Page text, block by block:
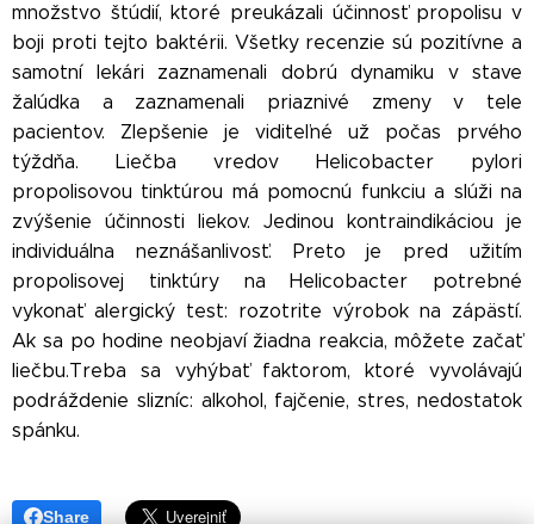
množstvo štúdií, ktoré preukázali účinnosť propolisu v
boji proti tejto baktérii. Všetky recenzie sú pozitívne a
samotní lekári zaznamenali dobrú dynamiku v stave
žalúdka a zaznamenali priaznivé zmeny v tele
pacientov. Zlepšenie je viditeľné už počas prvého
týždňa. Liečba vredov Helicobacter pylori
propolisovou tinktúrou má pomocnú funkciu a slúži na
zvýšenie účinnosti liekov. Jedinou kontraindikáciou je
individuálna neznášanlivosť. Preto je pred užitím
propolisovej tinktúry na Helicobacter potrebné
vykonať alergický test: rozotrite výrobok na zápästí.
Ak sa po hodine neobjaví žiadna reakcia, môžete začať
liečbu.Treba sa vyhýbať faktorom, ktoré vyvolávajú
podráždenie slizníc: alkohol, fajčenie, stres, nedostatok
spánku.
Share